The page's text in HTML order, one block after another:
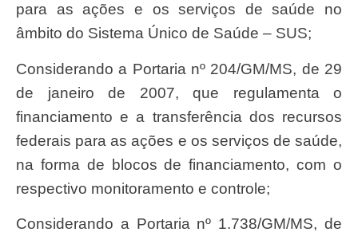
para as ações e os serviços de saúde no
âmbito do Sistema Único de Saúde – SUS;
Considerando a Portaria nº 204/GM/MS, de 29
de janeiro de 2007, que regulamenta o
financiamento e a transferência dos recursos
federais para as ações e os serviços de saúde,
na forma de blocos de financiamento, com o
respectivo monitoramento e controle;
Considerando a Portaria nº 1.738/GM/MS, de